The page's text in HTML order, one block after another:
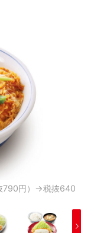
790円）→税抜640